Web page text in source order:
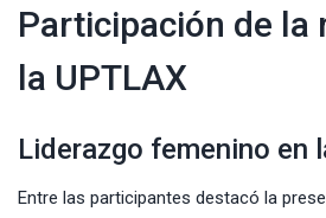
Participación de la
la UPTLAX
Liderazgo femenino en
Entre las participantes destacó la